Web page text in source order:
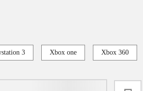
3 Xbox one Xbox 360